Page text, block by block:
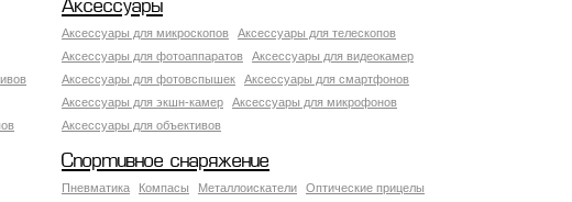
Аксессуары
Аксессуары для микроскопов
Аксессуары для телескопов
Аксессуары для фотоаппаратов
Аксессуары для видеокамер
Аксессуары для фотовспышек
Аксессуары для смартфонов
Аксессуары для экшн-камер
Аксессуары для микрофонов
Аксессуары для объективов
Спортивное снаряжение
Пневматика Компасы Металлоискатели
Оптические прицелы